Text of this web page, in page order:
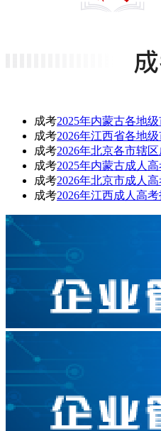
成考2025年内蒙古各地
成考2026年江西省各地
成考2026年北京各市辖
成考2025年内蒙古成人
成考2026年北京市成人
成考2026年江西成人高